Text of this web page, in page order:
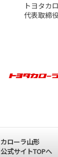
トヨタカ
代表取締
カローラ山形
公式サイトTOPへ